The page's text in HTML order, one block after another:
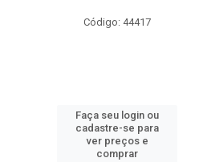
Código: 44417
Faça seu login ou
cadastre-se para
ver preços e
comprar